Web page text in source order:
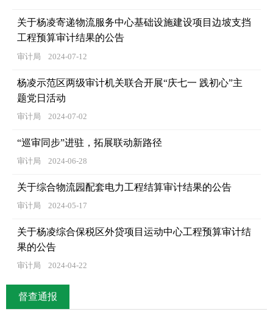
关于杨凌寄递物流服务中心基础设施建设项目边坡支挡
工程预算审计结果的公告
审计局 2024-07-12
杨凌示范区两级审计机关联合开展“庆七一 践初心”主
题党日活动
审计局 2024-07-02
“巡审同步”进驻，拓展联动新路径
审计局 2024-06-28
关于综合物流园配套电力工程结算审计结果的公告
审计局 2024-05-17
关于杨凌综合保税区外贷项目运动中心工程预算审计结
果的公告
审计局 2024-04-22
督查通报